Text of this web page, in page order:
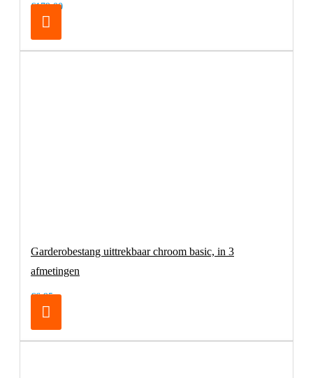
€179,00
Garderobestang uittrekbaar chroom basic, in 3
afmetingen
€6,95